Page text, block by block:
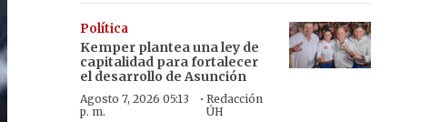
Política
Kemper plantea una ley de
capitalidad para fortalecer
el desarrollo de Asunción
Agosto 7, 2026 05:13
p. m.
· Redacción
ÚH